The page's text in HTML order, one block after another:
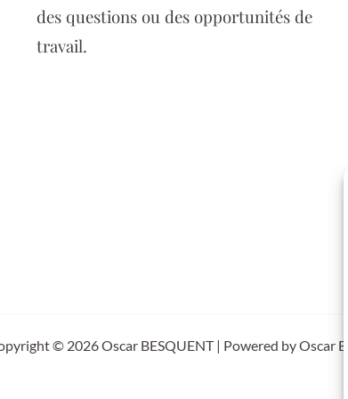
des questions ou des opportunités de
travail.
© 2026 Oscar BESQUENT | Powered by Oscar